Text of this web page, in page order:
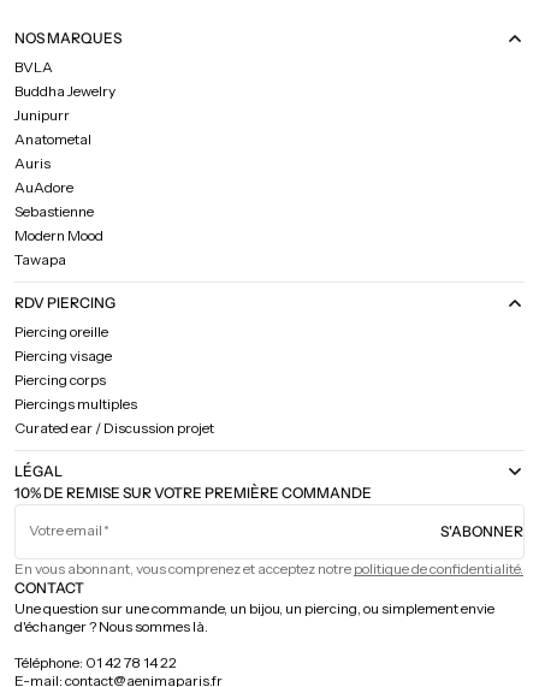
10% DE REMISE SUR VOTRE PREMIÈRE COMMANDE
Votre email S'ABONNER
En vous abonnant, vous comprenez et acceptez notre politique de confidentialité.
NOS MARQUES
BVLA
Buddha Jewelry
Junipurr
Anatometal
Auris
AuAdore
Sebastienne
Modern Mood
Tawapa
RDV PIERCING
Piercing oreille
Piercing visage
Piercing corps
Piercings multiples
Curated ear / Discussion projet
LÉGAL
CONTACT
Une question sur une commande, un bijou, un piercing, ou simplement envie
d'échanger ? Nous sommes là.
Téléphone: 01 42 78 14 22
E-mail: contact@aenimaparis.fr